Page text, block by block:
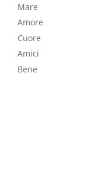
Mare
Amore
Cuore
Amici
Bene